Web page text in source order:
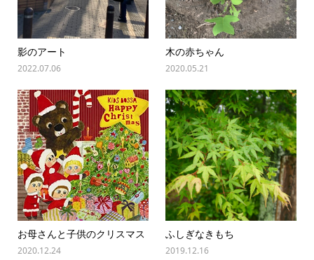
影のアート
2022.07.06
木の赤ちゃん
2020.05.21
お母さんと子供のクリスマス
2020.12.24
ふしぎなきもち
2019.12.16